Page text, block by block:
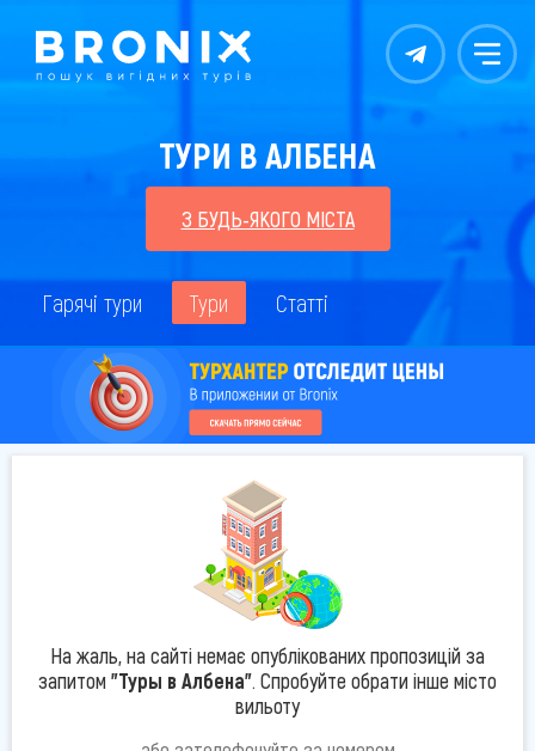
Контакты Меню
ТУРИ В АЛБЕНА
З БУДЬ-ЯКОГО МІСТА
Гарячі тури Тури Статті
На жаль, на сайті немає опублікованих пропозицій за
запитом "Туры в Албена". Спробуйте обрати інше місто
вильоту